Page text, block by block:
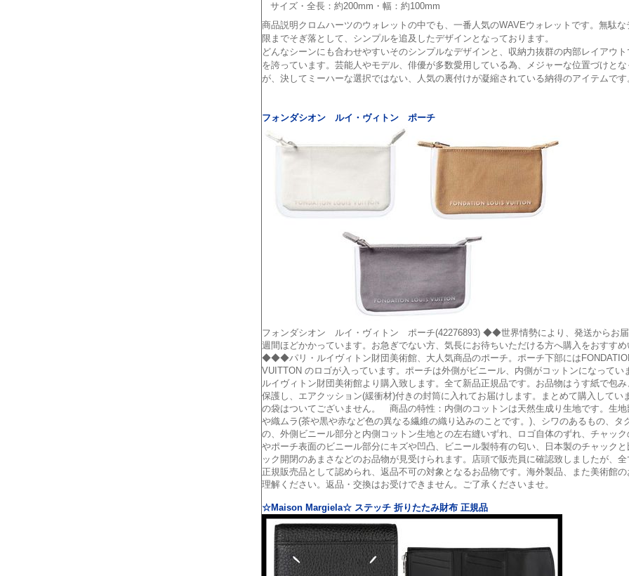
サイズ ・全長：約200mm ・幅：約100mm
商品説明 クロムハーツのウォレットの中でも、一番人気のWAVEウォレットです。 無駄な
限までそぎ落として、シンプルを追及したデザインとなっております。
どんなシーンにも合わせやすいそのシンプルなデザインと、収納力抜群の内部レイアウ
を誇っています。 芸能人やモデル、俳優が多数愛用している為、メジャーな位置づけとな
が、決してミーハーな選択ではない、人気の裏付けが凝縮されている納得のアイテムです
フォンダシオン ルイ・ヴィトン ポーチ
フォンダシオン ルイ・ヴィトン ポーチ(42276893) ◆◆世界情勢により、発送からお
週間ほどかかっています。お急ぎでない方、気長にお待ちいただける方へ購入をおすすめ
◆◆◆パリ・ルイヴィトン財団美術館、大人気商品のポーチ。ポーチ下部には
VUITTON のロゴが入っています。ポーチは外側がビニール、内側がコットンになってい
ルイヴィトン財団美術館より購入致します。全て新品正規品です。お品物はうす紙で包
保護し、エアクッション(緩衝材)付きの封筒に入れてお届けします。まとめて購入してい
の袋はついてございません。 商品の特性：内側のコットンは天然生成り生地です。生地
や織ムラ(茶や黒や赤など色の異なる繊維の織り込みのことです。)、シワのあるもの、タ
の、外側ビニール部分と内側コットン生地との左右縫いずれ、ロゴ自体のずれ、チャッ
やポーチ表面のビニール部分にキズや凹凸、ビニール製特有の匂い、日本製のチャックと
ック開閉のあまさなどのお品物が見受けられます。店頭で販売員に確認致しましたが、
正規販売品として認められ、返品不可の対象となるお品物です。海外製品、また美術館
理解ください。返品・交換はお受けできません。ご了承くださいませ。
☆Maison Margiela☆ ステッチ 折りたたみ財布 正規品